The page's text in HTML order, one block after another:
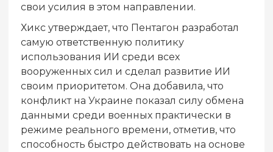
свои усилия в этом направлении.
Хикс утверждает, что Пентагон разработал
самую ответственную политику
использования ИИ среди всех
вооруженных сил и сделал развитие ИИ
своим приоритетом. Она добавила, что
конфликт на Украине показал силу обмена
данными среди военных практически в
режиме реального времени, отметив, что
способность быстро действовать на основе